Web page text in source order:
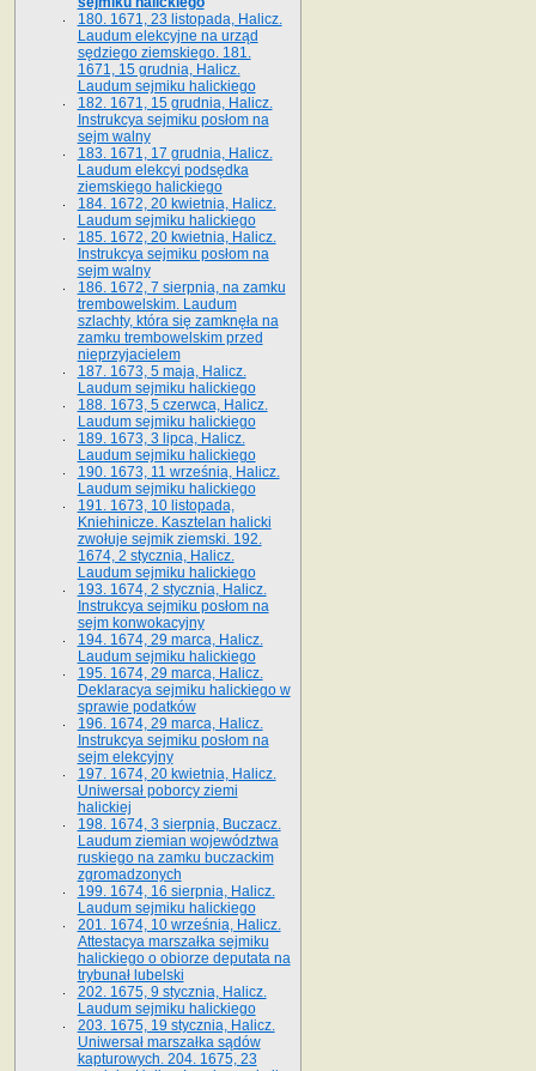
180. 1671, 23 listopada, Halicz.
Laudum elekcyjne na urząd
sędziego ziemskiego. 181.
1671, 15 grudnia, Halicz.
Laudum sejmiku halickiego
182. 1671, 15 grudnia, Halicz.
Instrukcya sejmiku posłom na
sejm walny
183. 1671, 17 grudnia, Halicz.
Laudum elekcyi podsędka
ziemskiego halickiego
184. 1672, 20 kwietnia, Halicz.
Laudum sejmiku halickiego
185. 1672, 20 kwietnia, Halicz.
Instrukcya sejmiku posłom na
sejm walny
186. 1672, 7 sierpnia, na zamku
trembowelskim. Laudum
szlachty, która się zamknęła na
zamku trembowelskim przed
nieprzyjacielem
187. 1673, 5 maja, Halicz.
Laudum sejmiku halickiego
188. 1673, 5 czerwca, Halicz.
Laudum sejmiku halickiego
189. 1673, 3 lipca, Halicz.
Laudum sejmiku halickiego
190. 1673, 11 września, Halicz.
Laudum sejmiku halickiego
191. 1673, 10 listopada,
Kniehinicze. Kasztelan halicki
zwołuje sejmik ziemski. 192.
1674, 2 stycznia, Halicz.
Laudum sejmiku halickiego
193. 1674, 2 stycznia, Halicz.
Instrukcya sejmiku posłom na
sejm konwokacyjny
194. 1674, 29 marca, Halicz.
Laudum sejmiku halickiego
195. 1674, 29 marca, Halicz.
Deklaracya sejmiku halickiego w
sprawie podatków
196. 1674, 29 marca, Halicz.
Instrukcya sejmiku posłom na
sejm elekcyjny
197. 1674, 20 kwietnia, Halicz.
Uniwersał poborcy ziemi
halickiej
198. 1674, 3 sierpnia, Buczacz.
Laudum ziemian województwa
ruskiego na zamku buczackim
zgromadzonych
199. 1674, 16 sierpnia, Halicz.
Laudum sejmiku halickiego
201. 1674, 10 września, Halicz.
Attestacya marszałka sejmiku
halickiego o obiorze deputata na
trybunał lubelski
202. 1675, 9 stycznia, Halicz.
Laudum sejmiku halickiego
203. 1675, 19 stycznia, Halicz.
Uniwersał marszałka sądów
kapturowych. 204. 1675, 23